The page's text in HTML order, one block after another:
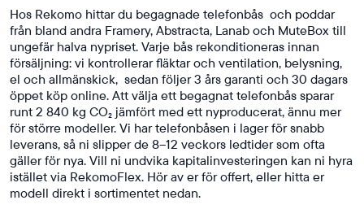
Hos Rekomo hittar du begagnade telefonbås och poddar
från bland andra Framery, Abstracta, Lanab och MuteBox till
ungefär halva nypriset. Varje bås rekonditioneras innan
försäljning: vi kontrollerar fläktar och ventilation, belysning,
el och allmänskick, sedan följer 3 års garanti och 30 dagars
öppet köp online. Att välja ett begagnat telefonbås sparar
runt 2 840 kg CO₂ jämfört med ett nyproducerat, ännu mer
för större modeller. Vi har telefonbåsen i lager för snabb
leverans, så ni slipper de 8–12 veckors ledtider som ofta
gäller för nya. Vill ni undvika kapitalinvesteringen kan ni hyra
istället via RekomoFlex. Hör av er för offert, eller hitta er
modell direkt i sortimentet nedan.